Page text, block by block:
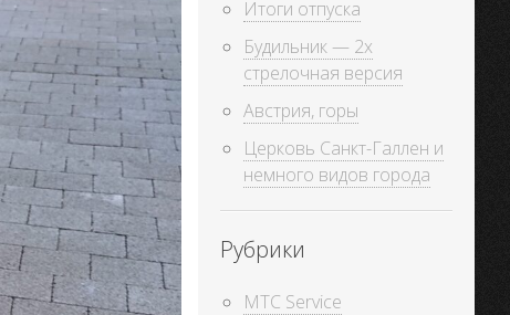
Итоги отпуска
Будильник — 2х
стрелочная версия
Австрия, горы
Церковь Санкт-Галлен и
немного видов города
Рубрики
MTC Service